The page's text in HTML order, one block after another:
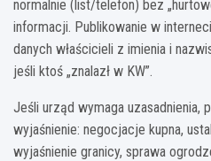
normalnie (list/telefon) bez
informacji. Publikowanie w
danych właścicieli z imienia i
jeśli ktoś „znalazł w KW”.
Jeśli urząd wymaga uzasadnienia,
wyjaśnienie: negocjacje kupna,
wyjaśnienie granicy, sprawa